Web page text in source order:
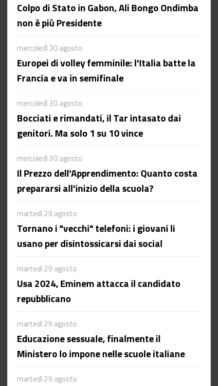
Colpo di Stato in Gabon, Ali Bongo Ondimba
non è più Presidente
mercoledì 30 agosto
Europei di volley femminile: l'Italia batte la
Francia e va in semifinale
mercoledì 30 agosto
Bocciati e rimandati, il Tar intasato dai
genitori. Ma solo 1 su 10 vince
mercoledì 30 agosto
Il Prezzo dell'Apprendimento: Quanto costa
prepararsi all'inizio della scuola?
martedì 29 agosto
Tornano i "vecchi" telefoni: i giovani li
usano per disintossicarsi dai social
martedì 29 agosto
Usa 2024, Eminem attacca il candidato
repubblicano
martedì 29 agosto
Educazione sessuale, finalmente il
Ministero lo impone nelle scuole italiane
martedì 29 agosto